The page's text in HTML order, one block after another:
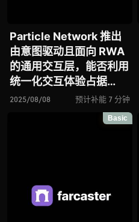
Particle Network 推出
由意图驱动且面向 RWA
的通用交互层，能否利用
统一化交互体验占据
Web3 入口？
2025/08/08 预计补能 7 分钟
Basic